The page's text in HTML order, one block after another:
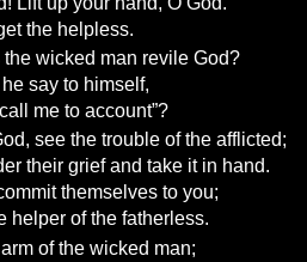
the helpless.
the wicked man revile God?
say to himself,
me to account”?
see the trouble of the afflicted;
their grief and take it in hand.
themselves to you;
helper of the fatherless.
of the wicked man;